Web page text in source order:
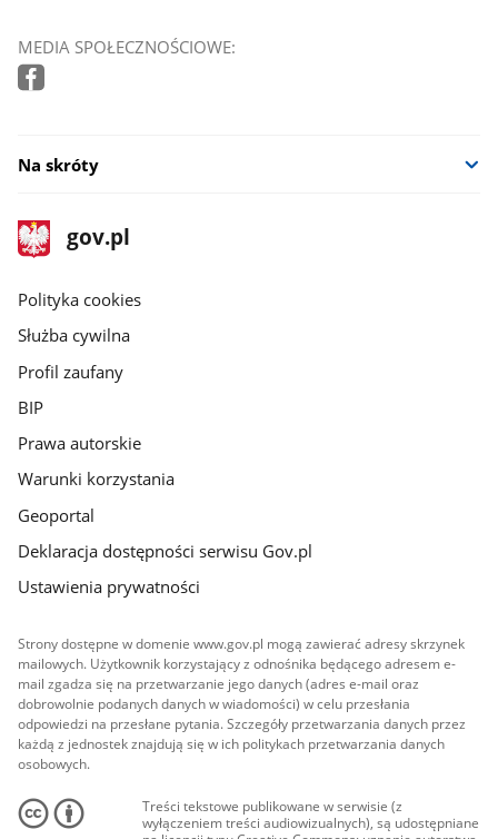
MEDIA SPOŁECZNOŚCIOWE:
Na skróty
stopka
gov.pl
Strona
gov.pl
gov.pl
Polityka cookies
Służba cywilna
Profil zaufany
BIP
Prawa autorskie
Warunki korzystania
Geoportal
Deklaracja dostępności serwisu Gov.pl
Ustawienia prywatności
Strony dostępne w domenie www.gov.pl mogą zawierać adresy skrzynek
mailowych. Użytkownik korzystający z odnośnika będącego adresem e-
mail zgadza się na przetwarzanie jego danych (adres e-mail oraz
dobrowolnie podanych danych w wiadomości) w celu przesłania
odpowiedzi na przesłane pytania. Szczegóły przetwarzania danych przez
każdą z jednostek znajdują się w ich politykach przetwarzania danych
osobowych.
Treści tekstowe publikowane w serwisie (z
wyłączeniem treści audiowizualnych), są udostępniane